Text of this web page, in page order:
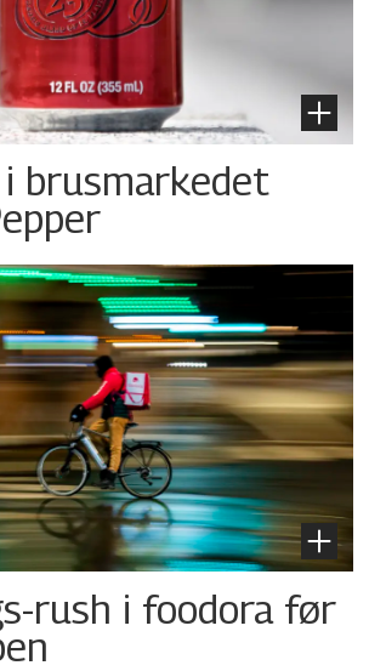
brusmarkedet
rush i foodora før